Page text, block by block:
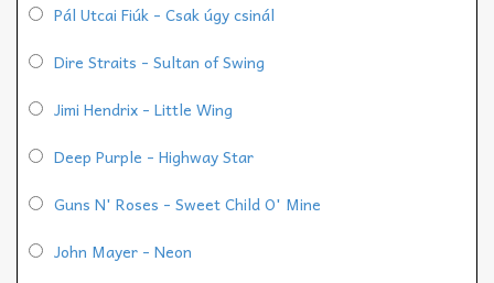
Pál Utcai Fiúk - Csak úgy csinál
Dire Straits - Sultan of Swing
Jimi Hendrix - Little Wing
Deep Purple - Highway Star
Guns N' Roses - Sweet Child O' Mine
John Mayer - Neon